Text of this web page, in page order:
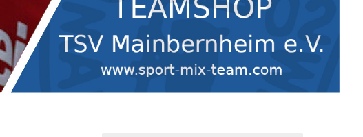
Konto erstellen
Passwort vergessen?